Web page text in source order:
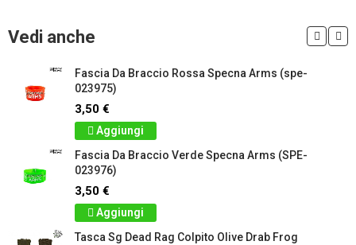
Vedi anche
Fascia Da Braccio Rossa Specna Arms (spe-
023975)
3,50 €
Aggiungi
Fascia Da Braccio Verde Specna Arms (SPE-
023976)
3,50 €
Aggiungi
Tasca Sg Dead Rag Colpito Olive Drab Frog